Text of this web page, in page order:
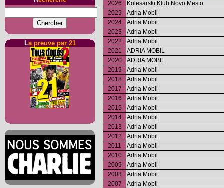
La preuve par 21
2026
Kolesarski Klub Novo Mesto
2025
Adria Mobil
2024
Adria Mobil
2023
Adria Mobil
2022
Adria Mobil
2021
ADRIA MOBIL
2020
ADRIA MOBIL
2019
Adria Mobil
2018
Adria Mobil
2017
Adria Mobil
2016
Adria Mobil
2015
Adria Mobil
2014
Adria Mobil
2013
Adria Mobil
2012
Adria Mobil
2011
Adria Mobil
2010
Adria Mobil
2009
Adria Mobil
2008
Adria Mobil
2007
Adria Mobil